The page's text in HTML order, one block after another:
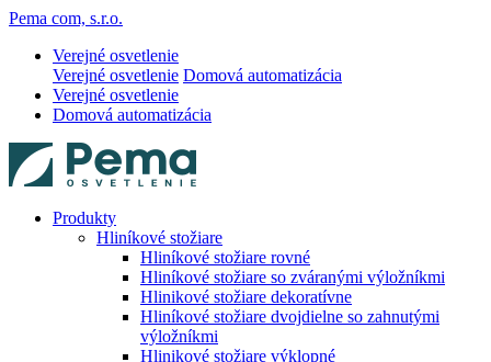
Pema com, s.r.o.
Verejné osvetlenie
Verejné osvetlenie Domová automatizácia
Verejné osvetlenie
Domová automatizácia
Produkty
Hliníkové stožiare
Hliníkové stožiare rovné
Hliníkové stožiare so zváranými výložníkmi
Hlinikové stožiare dekoratívne
Hliníkové stožiare dvojdielne so zahnutými
výložníkmi
Hlinikové stožiare výklopné